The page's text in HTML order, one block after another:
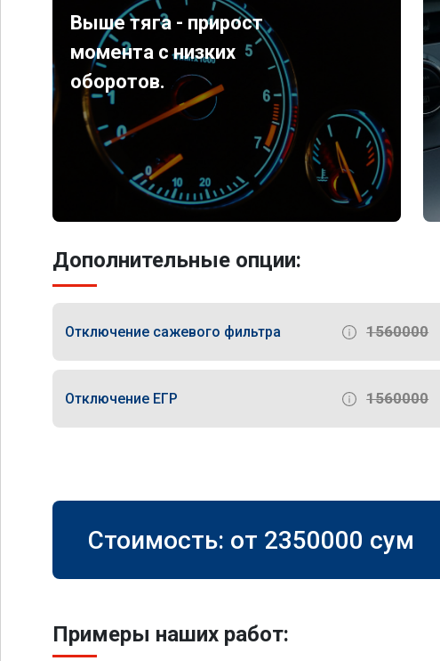
Выше тяга - прирост
момента с низких
оборотов.
Дополнительные опции:
Отключение сажевого фильтра 1560000
Отключение ЕГР 1560000
Стоимость: от 2350000 сум
Примеры наших работ: